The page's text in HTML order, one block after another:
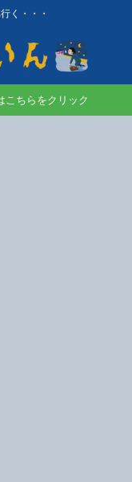
く・・・
こちらをクリック